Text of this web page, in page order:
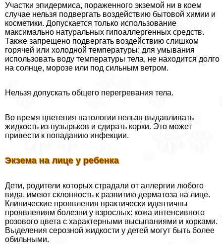
Участки эпидермиса, пораженного экземой ни в коем
случае нельзя подвергать воздействию бытовой химии и
косметики. Допускается только использование
максимально натуральных гипоаллергенных средств.
Также запрещено подвергать воздействию слишком
горячей или холодной температуры: для умывания
использовать воду температуры тела, не находится долго
на солнце, морозе или под сильным ветром.
Нельзя допускать общего перегревания тела.
Во время цветения патологии нельзя выдавливать
жидкость из пузырьков и сдирать корки. Это может
привести к попаданию инфекции.
Экзема на лице у ребенка
Дети, родители которых страдали от аллергии любого
вида, имеют склонность к развитию дерматоза на лице.
Клинические проявления пpaктически идентичны
проявлениям болезни у взрослых: кожа интенсивного
розового цвета с хаpaктерными высыпаниями и корками.
Выделения серозной жидкости у детей могут быть более
обильными.